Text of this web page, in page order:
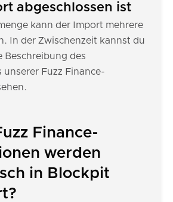
abgeschlossen ist
kann der Import mehrere
In der Zwischenzeit kannst du
Beschreibung des
unserer Fuzz Finance-
Finance-
werden
in Blockpit